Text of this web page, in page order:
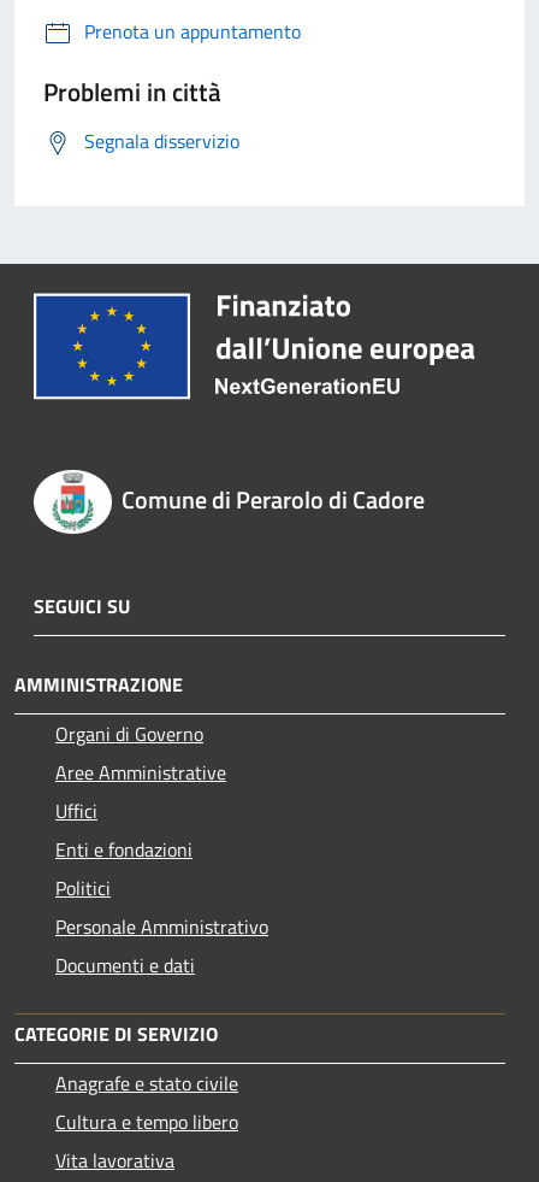
Prenota un appuntamento
Problemi in città
Segnala disservizio
Comune di Perarolo di Cadore
SEGUICI SU
AMMINISTRAZIONE
Organi di Governo
Aree Amministrative
Uffici
Enti e fondazioni
Politici
Personale Amministrativo
Documenti e dati
CATEGORIE DI SERVIZIO
Anagrafe e stato civile
Cultura e tempo libero
Vita lavorativa